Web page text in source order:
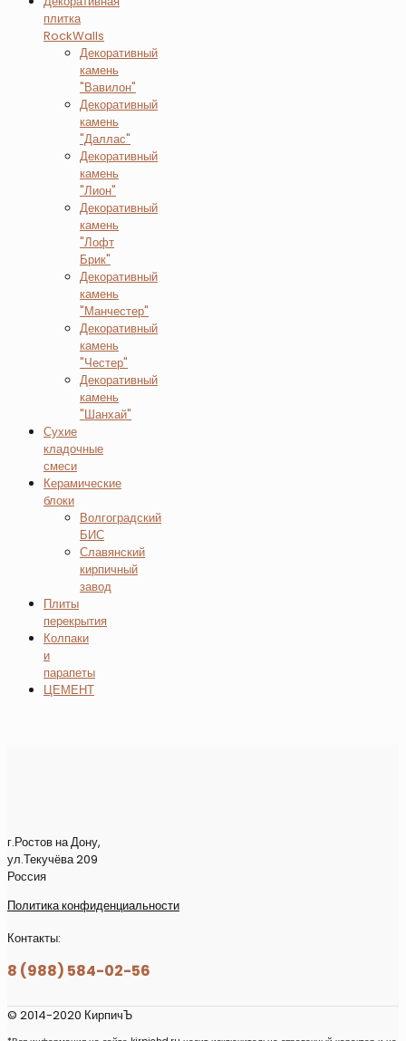
плитка
RockWalls
Декоративный
камень
"Вавилон"
Декоративный
камень
"Даллас"
Декоративный
камень
"Лион"
Декоративный
камень
"Лофт
Брик"
Декоративный
камень
"Манчестер"
Декоративный
камень
"Честер"
Декоративный
камень
"Шанхай"
Сухие
кладочные
смеси
Керамические
блоки
Волгоградский
БИС
Славянский
кирпичный
завод
Плиты
перекрытия
Колпаки
и
парапеты
ЦЕМЕНТ
г.Ростов на Дону,
ул.Текучёва 209
Россия
Политика конфиденциальности
Контакты:
8 (988) 584-02-56
© 2014-2020 КирпичЪ